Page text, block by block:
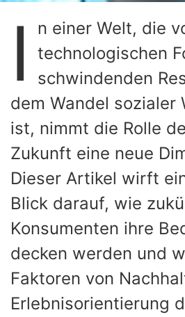
I
n einer Welt, die
technologischen
schwindenden
dem Wandel sozialer
ist, nimmt die Rolle
Zukunft eine neue
Dieser Artikel wirft
Blick darauf, wie
Konsumenten ihre
decken werden und
Faktoren von
Erlebnisorientierung